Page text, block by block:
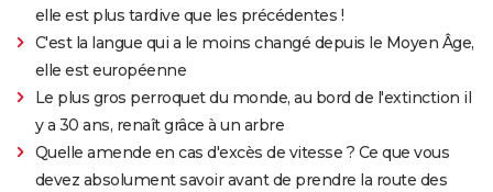
elle est plus tardive que les précédentes !
C'est la langue qui a le moins changé depuis le Moyen Âge,
elle est européenne
Le plus gros perroquet du monde, au bord de l'extinction il
y a 30 ans, renaît grâce à un arbre
Quelle amende en cas d'excès de vitesse ? Ce que vous
devez absolument savoir avant de prendre la route des